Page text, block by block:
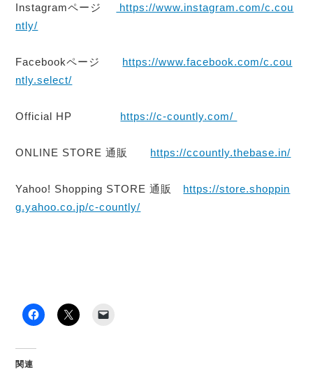
Instagramページ
https://www.instagram.com/c.cou
ntly/
Facebookページ https://www.facebook.com/c.cou
ntly.select/
Official HP https://c-countly.com/
ONLINE STORE 通販 https://ccountly.thebase.in/
Yahoo! Shopping STORE 通販 https://store.shoppin
g.yahoo.co.jp/c-countly/
関連